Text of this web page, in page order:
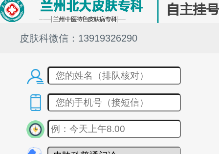
皮肤科微信：13919326290